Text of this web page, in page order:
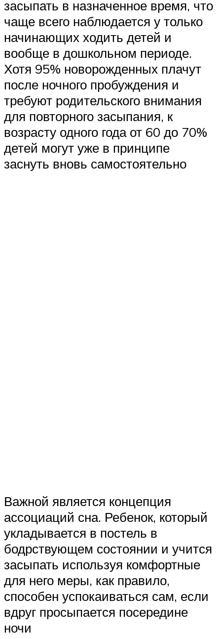
засыпать в назначенное время, что
чаще всего наблюдается у только
начинающих ходить детей и
вообще в дошкольном периоде.
Хотя 95% новорожденных плачут
после ночного пробуждения и
требуют родительского внимания
для повторного засыпания, к
возрасту одного года от 60 до 70%
детей могут уже в принципе
заснуть вновь самостоятельно
Важной является концепция
ассоциаций сна. Ребенок, который
укладывается в постель в
бодрствующем состоянии и учится
засыпать используя комфортные
для него меры, как правило,
способен успокаиваться сам, если
вдруг просыпается посередине
ночи